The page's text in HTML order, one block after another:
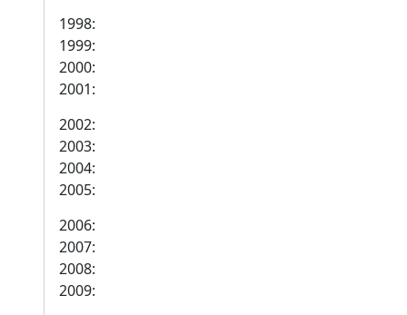
1998:
1999:
2000:
2001:
2002:
2003:
2004:
2005:
2006:
2007:
2008:
2009: